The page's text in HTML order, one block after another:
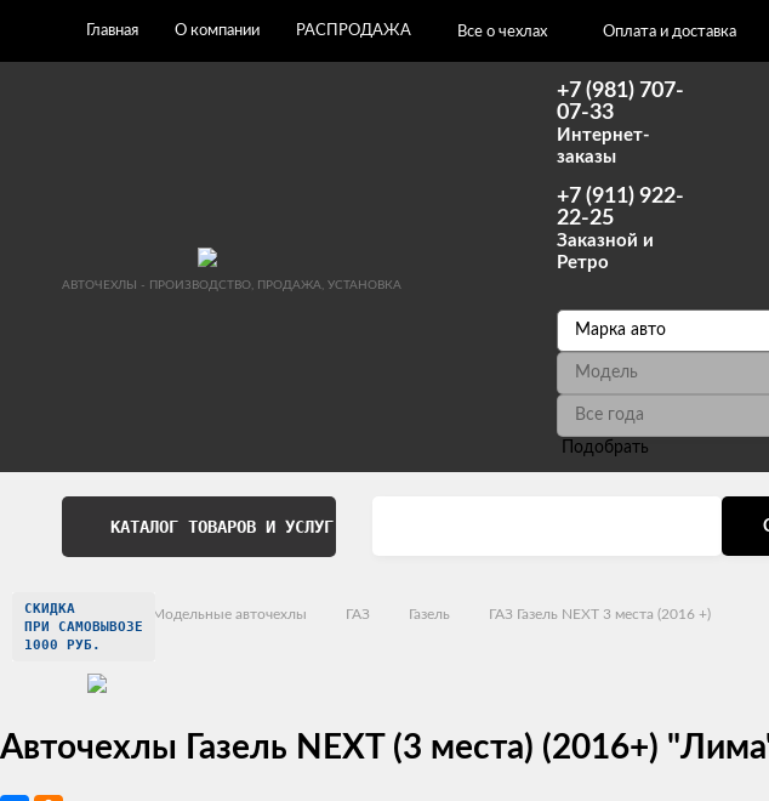
Главная О компании РАСПРОДАЖА Все о чехлах Оплата и доставка
АВТОЧЕХЛЫ - ПРОИЗВОДСТВО, ПРОДАЖА, УСТАНОВКА
+7 (981) 707-
07-33
Интернет-
заказы
+7 (911) 922-
22-25
Заказной и
Ретро
Подобрать
КАТАЛОГ ТОВАРОВ И УСЛУГ
Главная Модельные авточехлы ГАЗ Газель ГАЗ Газель NEXT 3 места (2016 +)
Авточехлы Газель NEXT (3 места) (2016+)
СКИДКА
ПРИ САМОВЫВОЗЕ
1000 РУБ.